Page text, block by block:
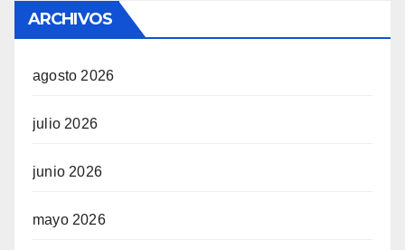
ARCHIVOS
agosto 2026
julio 2026
junio 2026
mayo 2026